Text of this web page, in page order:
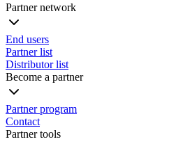
Partner network
End users
Partner list
Distributor list
Become a partner
Partner program
Contact
Partner tools